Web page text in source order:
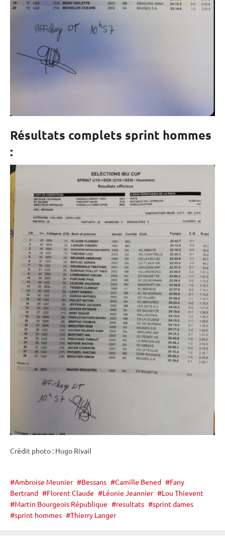
Résultats complets sprint hommes
:
Crédit photo : Hugo Rivail
Ambroise Meunier Bessans Camille Bened
Fany
Bertrand
Florent Claude Léonie Jeannier
Lou Thievent
Martin Bourgeois République
resultats
sprint dames
sprint hommes
Thierry Langer